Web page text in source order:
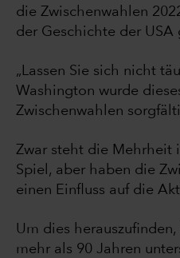
die Zwischenwahlen
der Geschichte der USA
„Lassen Sie sich nicht
Washington wurde
Zwischenwahlen
Zwar steht die Mehrheit
Spiel, aber haben die
einen Einfluss auf die
Um dies
mehr als 90 Jahren